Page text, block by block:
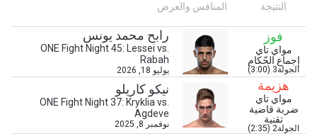
النتيجة المنافس والعرض
فوز
مواي تاي
إجماع الحّكام
الجولة3 (3:00)
رابح محمد يونس
ONE Fight Night 45: Lessei vs.
Rabah
يوليو 18, 2026
هزيمة
مواي تاي
ضربة قاضية
تقنية
الجولة2 (2:35)
نيكو كاريلو
ONE Fight Night 37: Kryklia vs.
Agdeve
نوفمبر 8, 2025